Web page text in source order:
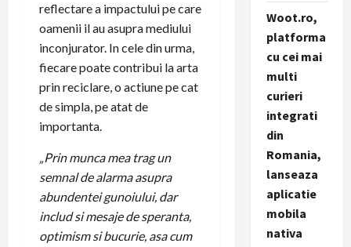
reflectare a impactului pe care
oamenii il au asupra mediului
inconjurator. In cele din urma,
fiecare poate contribui la arta
prin reciclare, o actiune pe cat
de simpla, pe atat de
importanta.
„Prin munca mea trag un
semnal de alarma asupra
abundentei gunoiului, dar
includ si mesaje de speranta,
optimism si bucurie, asa cum
Woot.ro,
platforma
cu cei mai
multi
curieri
integrati
din
Romania,
lanseaza
aplicatie
mobila
nativa